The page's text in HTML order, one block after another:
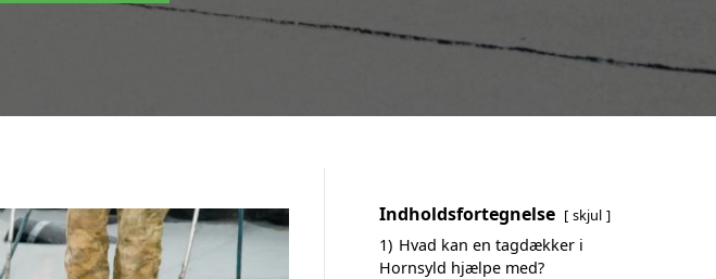
Indholdsfortegnelse skjul
1) Hvad kan en tagdækker i
Hornsyld hjælpe med?